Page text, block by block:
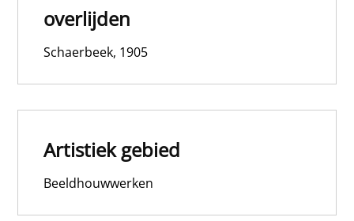
overlijden
Schaerbeek, 1905
Artistiek gebied
Beeldhouwwerken